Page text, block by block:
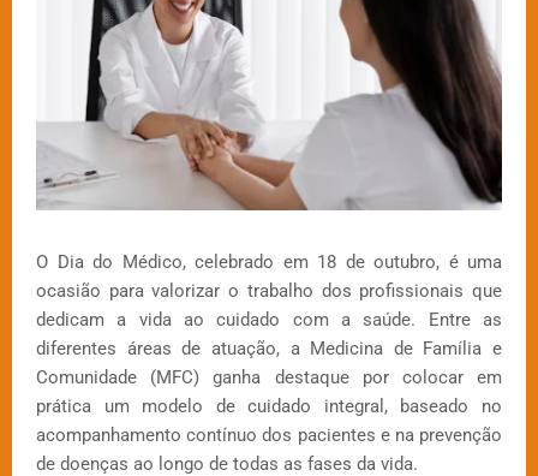
O Dia do Médico, celebrado em 18 de outubro, é uma
ocasião para valorizar o trabalho dos profissionais que
dedicam a vida ao cuidado com a saúde. Entre as
diferentes áreas de atuação, a Medicina de Família e
Comunidade (MFC) ganha destaque por colocar em
prática um modelo de cuidado integral, baseado no
acompanhamento contínuo dos pacientes e na prevenção
de doenças ao longo de todas as fases da vida.